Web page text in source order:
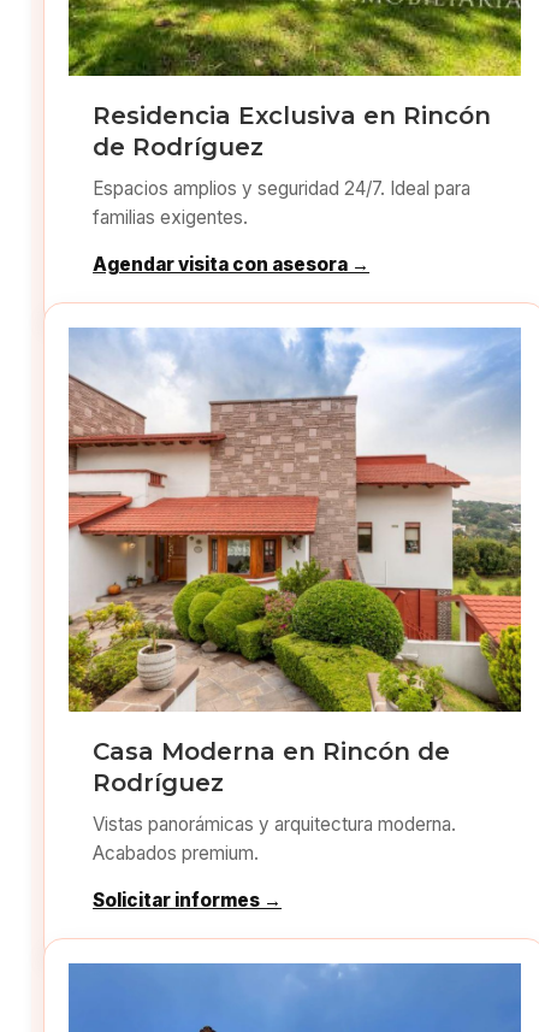
Residencia Exclusiva en Rincón
de Rodríguez
Espacios amplios y seguridad 24/7. Ideal para
familias exigentes.
Agendar visita con asesora →
Casa Moderna en Rincón de
Rodríguez
Vistas panorámicas y arquitectura moderna.
Acabados premium.
Solicitar informes →